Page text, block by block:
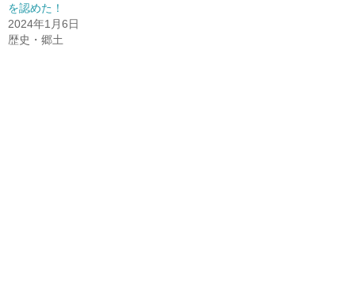
を認めた！
2024年1月6日
歴史・郷土